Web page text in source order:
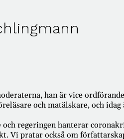
han är vice
och matälskare, och idag
regeringen hanterar
Vi pratar också om